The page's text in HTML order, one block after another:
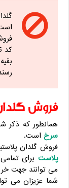
فروش
همانطور که ذکر
سرخ است.
فروش گلدان
پلاست برای
می توانند جهت
شما عزیزان می